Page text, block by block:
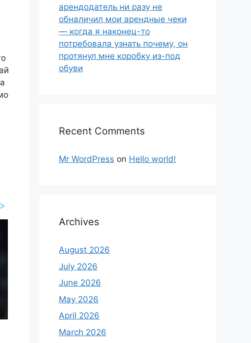
арендодатель ни разу не
обналичил мои арендные чеки
— когда я наконец-то
потребовала узнать почему, он
протянул мне коробку из-под
обуви
Recent Comments
Mr WordPress on Hello world!
Archives
August 2026
July 2026
June 2026
May 2026
April 2026
March 2026